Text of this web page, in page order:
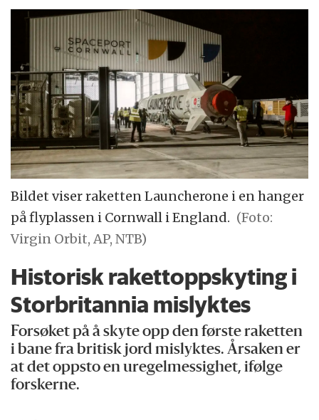
Bildet viser raketten Launcherone i en hanger
på flyplassen i Cornwall i England. (Foto:
Virgin Orbit, AP, NTB)
Historisk rakett­oppskyting i
Storbritannia mislyktes
Forsøket på å skyte opp den første raketten
i bane fra britisk jord mislyktes. Årsaken er
at det oppsto en uregelmessighet, ifølge
forskerne.